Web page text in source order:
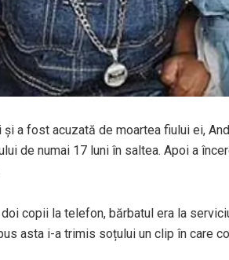
și a fost acuzată de moartea fiului ei,
de numai 17 luni în saltea. Apoi a
copii la telefon, bărbatul era la
asta i-a trimis soțului un clip în care